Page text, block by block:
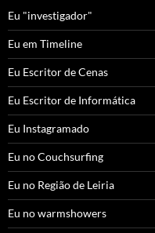
Eu "investigador"
Eu em Timeline
Eu Escritor de Cenas
Eu Escritor de Informática
Eu Instagramado
Eu no Couchsurfing
Eu no Região de Leiria
Eu no warmshowers